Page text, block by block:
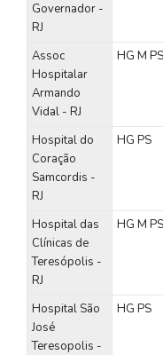
Governador -
RJ
Assoc
Hospitalar
Armando
Vidal - RJ
HG M PS
Hospital do
Coração
Samcordis -
RJ
HG PS
Hospital das
Clínicas de
Teresópolis -
RJ
HG M PS
Hospital São
José
Teresopolis -
HG PS